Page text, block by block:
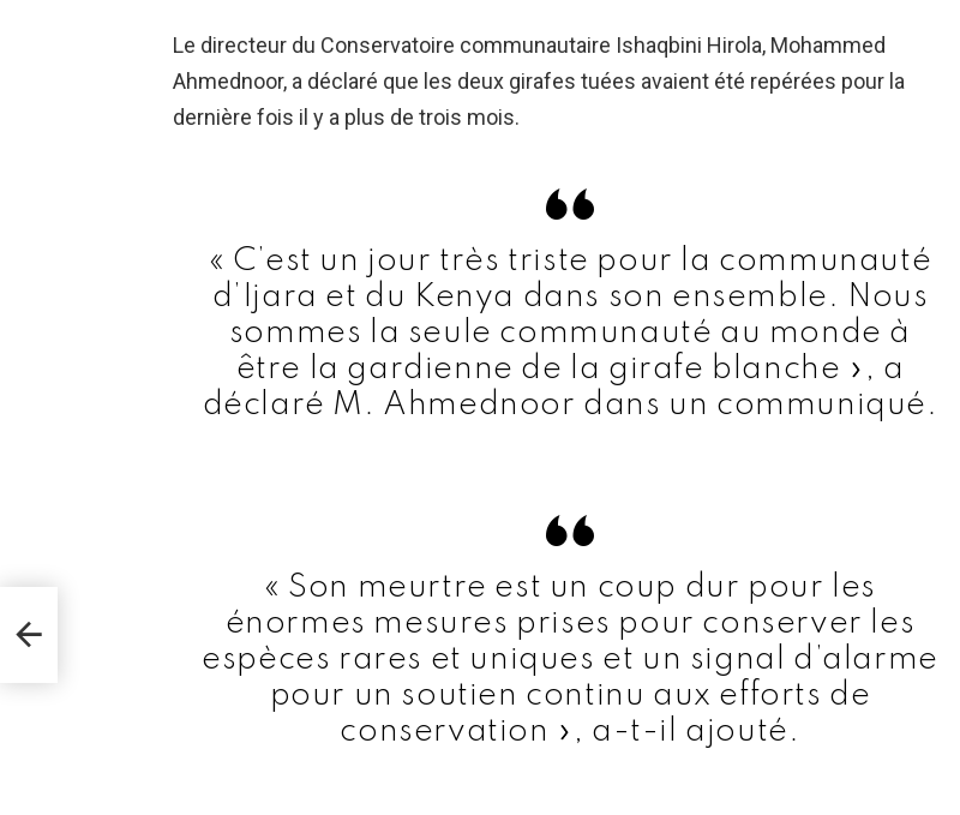
Le directeur du Conservatoire communautaire Ishaqbini Hirola, Mohammed
Ahmednoor, a déclaré que les deux girafes tuées avaient été repérées pour la
dernière fois il y a plus de trois mois.
« C’est un jour très triste pour la communauté
d’Ijara et du Kenya dans son ensemble. Nous
sommes la seule communauté au monde à
être la gardienne de la girafe blanche », a
déclaré M. Ahmednoor dans un communiqué.
« Son meurtre est un coup dur pour les
énormes mesures prises pour conserver les
espèces rares et uniques et un signal d’alarme
pour un soutien continu aux efforts de
conservation », a-t-il ajouté.